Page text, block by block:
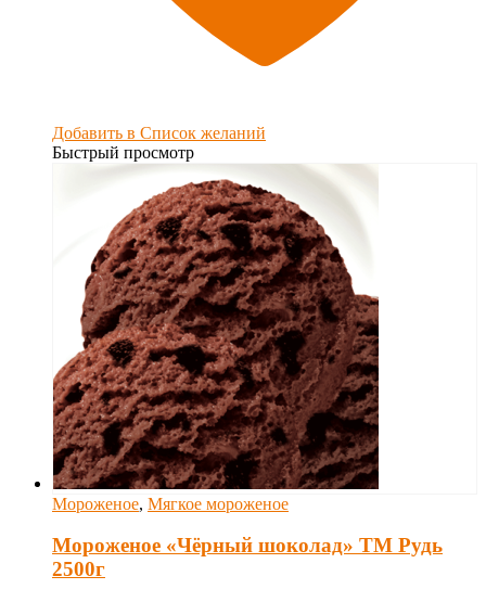
Добавить в Список желаний
Быстрый просмотр
Мороженое, Мягкое мороженое
Мороженое «Чёрный шоколад» ТМ Рудь
2500г